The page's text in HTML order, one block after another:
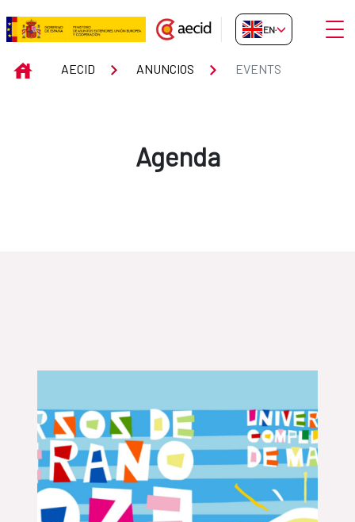
Skip to Main Content
Events
EN-GB
INICIOAECID ANUNCIOS EVENTS
Agenda